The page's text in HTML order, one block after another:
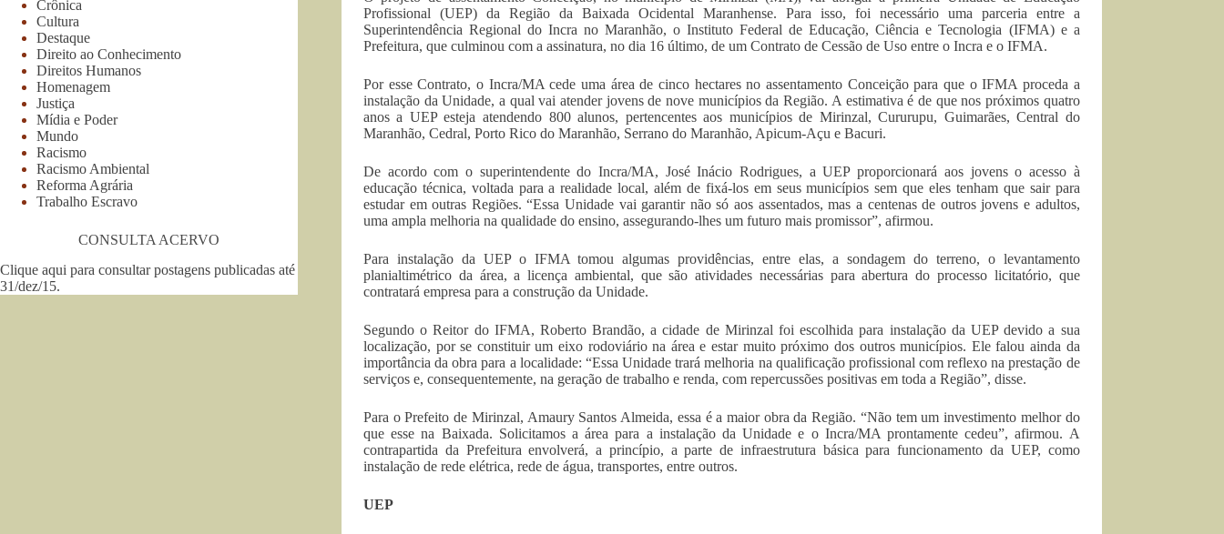
Profissional (UEP) da Região da Baixada Ocidental Maranhense. Para isso, foi necessário uma parceria entre a
Superintendência Regional do Incra no Maranhão, o Instituto Federal de Educação, Ciência e Tecnologia (IFMA) e a
Prefeitura, que culminou com a assinatura, no dia 16 último, de um Contrato de Cessão de Uso entre o Incra e o IFMA.
Por esse Contrato, o Incra/MA cede uma área de cinco hectares no assentamento Conceição para que o IFMA proceda a
instalação da Unidade, a qual vai atender jovens de nove municípios da Região. A estimativa é de que nos próximos quatro
anos a UEP esteja atendendo 800 alunos, pertencentes aos municípios de Mirinzal, Cururupu, Guimarães, Central do
Maranhão, Cedral, Porto Rico do Maranhão, Serrano do Maranhão, Apicum-Açu e Bacuri.
De acordo com o superintendente do Incra/MA, José Inácio Rodrigues, a UEP proporcionará aos jovens o acesso à
educação técnica, voltada para a realidade local, além de fixá-los em seus municípios sem que eles tenham que sair para
estudar em outras Regiões. “Essa Unidade vai garantir não só aos assentados, mas a centenas de outros jovens e adultos,
uma ampla melhoria na qualidade do ensino, assegurando-lhes um futuro mais promissor”, afirmou.
Para instalação da UEP o IFMA tomou algumas providências, entre elas, a sondagem do terreno, o levantamento
planialtimétrico da área, a licença ambiental, que são atividades necessárias para abertura do processo licitatório, que
contratará empresa para a construção da Unidade.
Segundo o Reitor do IFMA, Roberto Brandão, a cidade de Mirinzal foi escolhida para instalação da UEP devido a sua
localização, por se constituir um eixo rodoviário na área e estar muito próximo dos outros municípios. Ele falou ainda da
importância da obra para a localidade: “Essa Unidade trará melhoria na qualificação profissional com reflexo na prestação de
serviços e, consequentemente, na geração de trabalho e renda, com repercussões positivas em toda a Região”, disse.
Para o Prefeito de Mirinzal, Amaury Santos Almeida, essa é a maior obra da Região. “Não tem um investimento melhor do
que esse na Baixada. Solicitamos a área para a instalação da Unidade e o Incra/MA prontamente cedeu”, afirmou. A
contrapartida da Prefeitura envolverá, a princípio, a parte de infraestrutura básica para funcionamento da UEP, como
instalação de rede elétrica, rede de água, transportes, entre outros.
UEP
Crônica
Cultura
Destaque
Direito ao Conhecimento
Direitos Humanos
Homenagem
Justiça
Mídia e Poder
Mundo
Racismo
Racismo Ambiental
Reforma Agrária
Trabalho Escravo
CONSULTA ACERVO
Clique aqui para consultar postagens publicadas até
31/dez/15.